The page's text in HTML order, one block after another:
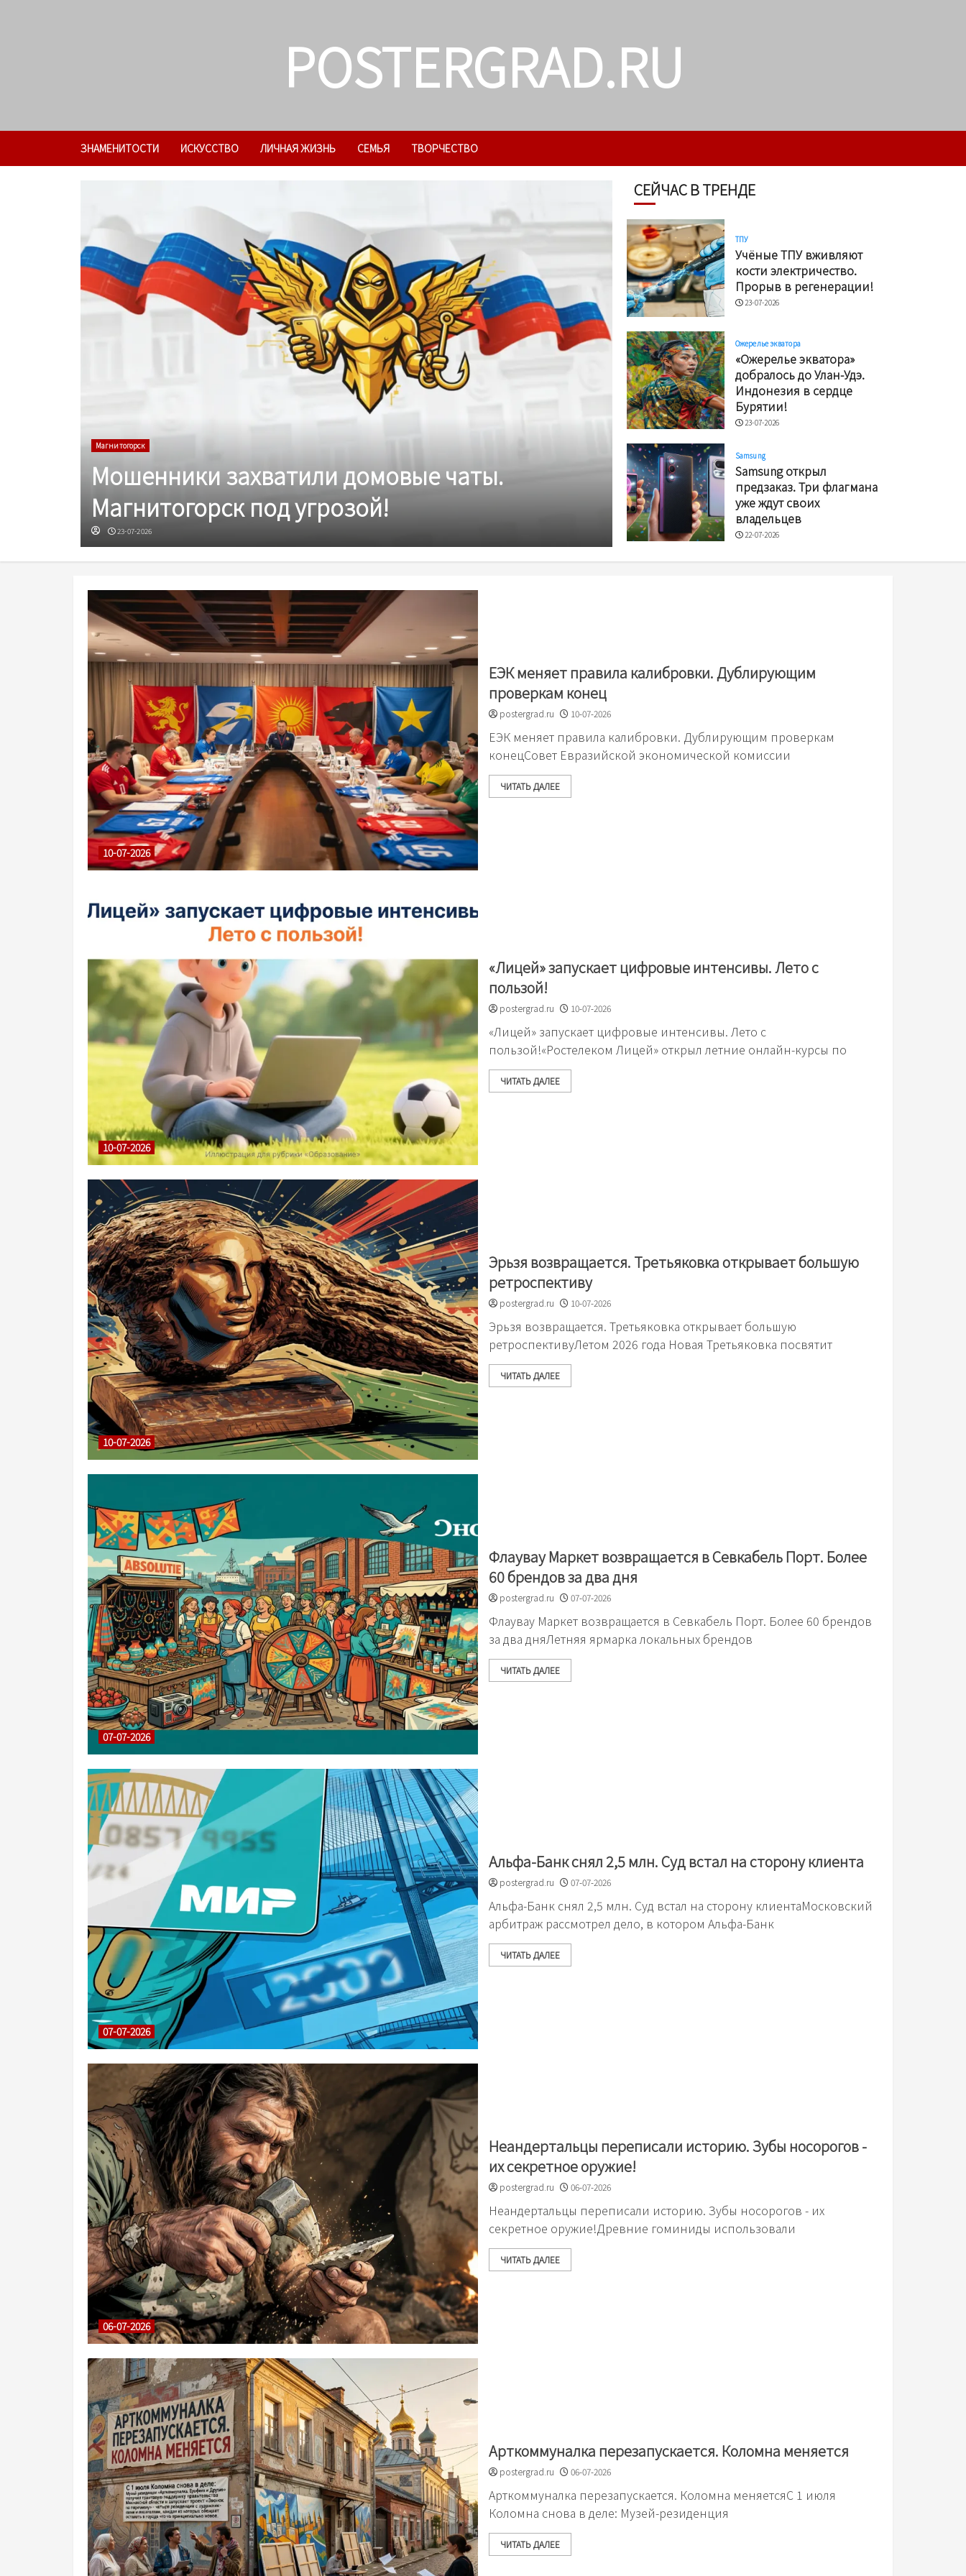
POSTERGRAD.RU
ЗНАМЕНИТОСТИ ИСКУССТВО ЛИЧНАЯ ЖИЗНЬ СЕМЬЯ ТВОРЧЕСТВО
Магнитогорск
Мошенники захватили домовые чаты.
Магнитогорск под угрозой!
23-07-2026
СЕЙЧАС В ТРЕНДЕ
ТПУ
Учёные ТПУ вживляют
кости электричество.
Прорыв в регенерации!
23-07-2026
Ожерелье экватора
«Ожерелье экватора»
добралось до Улан-Удэ.
Индонезия в сердце
Бурятии!
23-07-2026
Samsung
Samsung открыл
предзаказ. Три флагмана
уже ждут своих
владельцев
22-07-2026
10-07-2026
ЕЭК меняет правила калибровки. Дублирующим
проверкам конец
postergrad.ru 10-07-2026
ЕЭК меняет правила калибровки. Дублирующим проверкам
конецСовет Евразийской экономической комиссии
ЧИТАТЬ ДАЛЕЕ
10-07-2026
«Лицей» запускает цифровые интенсивы. Лето с
пользой!
postergrad.ru 10-07-2026
«Лицей» запускает цифровые интенсивы. Лето с
пользой!«Ростелеком Лицей» открыл летние онлайн-курсы по
ЧИТАТЬ ДАЛЕЕ
10-07-2026
Эрьзя возвращается. Третьяковка открывает большую
ретроспективу
postergrad.ru 10-07-2026
Эрьзя возвращается. Третьяковка открывает большую
ретроспективуЛетом 2026 года Новая Третьяковка посвятит
ЧИТАТЬ ДАЛЕЕ
07-07-2026
Флаувау Маркет возвращается в Севкабель Порт. Более
60 брендов за два дня
postergrad.ru 07-07-2026
Флаувау Маркет возвращается в Севкабель Порт. Более 60 брендов
за два дняЛетняя ярмарка локальных брендов
ЧИТАТЬ ДАЛЕЕ
07-07-2026
Альфа-Банк снял 2,5 млн. Суд встал на сторону клиента
postergrad.ru 07-07-2026
Альфа-Банк снял 2,5 млн. Суд встал на сторону клиентаМосковский
арбитраж рассмотрел дело, в котором Альфа-Банк
ЧИТАТЬ ДАЛЕЕ
06-07-2026
Неандертальцы переписали историю. Зубы носорогов -
их секретное оружие!
postergrad.ru 06-07-2026
Неандертальцы переписали историю. Зубы носорогов - их
секретное оружие!Древние гоминиды использовали
ЧИТАТЬ ДАЛЕЕ
Арткоммуналка перезапускается. Коломна меняется
postergrad.ru 06-07-2026
Арткоммуналка перезапускается. Коломна меняетсяС 1 июля
Коломна снова в деле: Музей-резиденция
ЧИТАТЬ ДАЛЕЕ